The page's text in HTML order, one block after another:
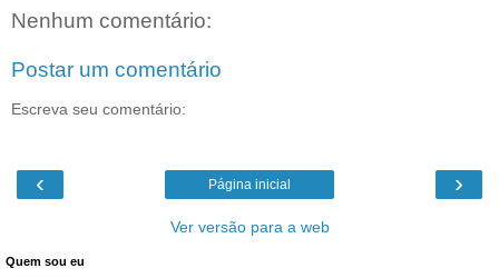
Nenhum comentário:
Postar um comentário
Escreva seu comentário:
‹ ›
Página inicial
Ver versão para a web
Quem sou eu